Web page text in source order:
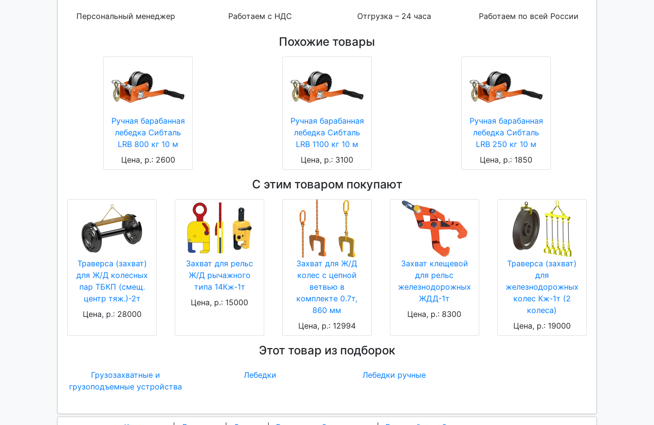
Персональный менеджер Работаем с НДС Отгрузка – 24 часа Работаем по всей России
Похожие товары
Ручная барабанная
лебедка Сибталь
LRB 800 кг 10 м
Цена, р.: 2600
Ручная барабанная
лебедка Сибталь
LRB 1100 кг 10 м
Цена, р.: 3100
Ручная барабанная
лебедка Сибталь
LRB 250 кг 10 м
Цена, р.: 1850
С этим товаром покупают
Траверса (захват)
для Ж/Д колесных
пар ТБКП (смещ.
центр тяж.)-2т
Цена, р.: 28000
Захват для рельс
Ж/Д рычажного
типа 14Кж-1т
Цена, р.: 15000
Захват для Ж/Д
колес с цепной
ветвью в
комплекте 0.7т,
860 мм
Цена, р.: 12994
Захват клещевой
для рельс
железнодорожных
ЖДД-1т
Цена, р.: 8300
Траверса (захват)
для
железнодорожных
колес Кж-1т (2
колеса)
Цена, р.: 19000
Этот товар из подборок
Грузозахватные и
грузоподъемные устройства
Лебедки Лебедки ручные